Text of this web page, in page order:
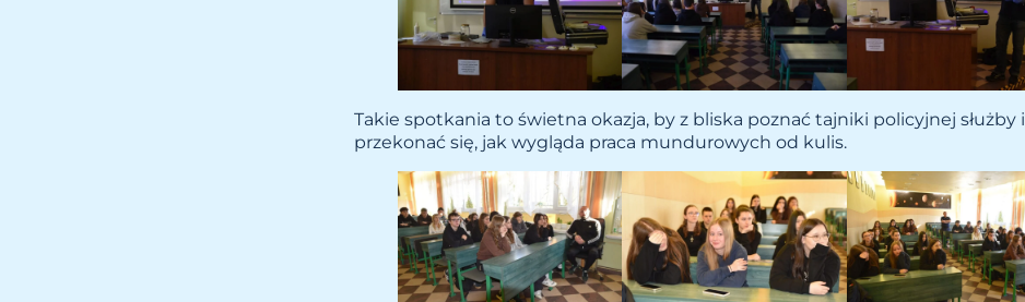
Takie spotkania to świetna okazja, by z bliska poznać tajniki policyjnej służby i
przekonać się, jak wygląda praca mundurowych od kulis.